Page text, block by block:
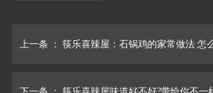
上一条 ： 筷乐喜辣屋：石锅鸡的家常做法 怎